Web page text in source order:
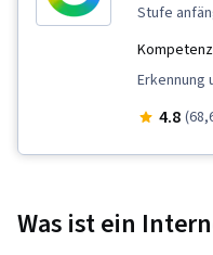
stufe
Erkennung
Erkennung
Reaktion
4.8
Was ist ein